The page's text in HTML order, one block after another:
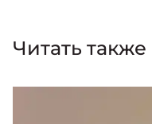
Читать также